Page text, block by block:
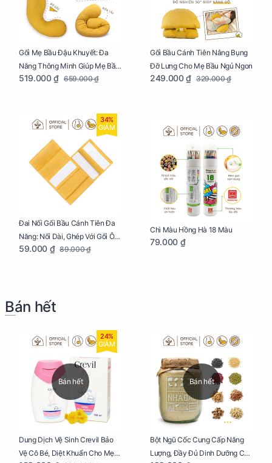
Gối Mẹ Bầu Đậu Khuyết: Đa
Năng Thông Minh Giúp Mẹ Bầu
Ngủ Ngon, Cho Bé Bú Sau Sinh
519.000 ₫ 659.000 ₫
Gối Bầu Cánh Tiên Nâng Bụng
Đỡ Lưng Cho Mẹ Bầu Ngủ Ngon
249.000 ₫ 329.000 ₫
34%
GIẢM
Đai Nối Gối Bầu Cánh Tiên Đa
Năng: Nối Dài, Ghép Với Gối Ôm
Dễ Dàng
59.000 ₫ 89.000 ₫
Chì Màu Hồng Hà 18 Màu
79.000 ₫
Bán hết
Bán hết
24%
GIẢM
Dung Dịch Vệ Sinh Crevil Bảo
Vệ Cô Bé, Diệt Khuẩn Cho Mẹ
Bán hết
Bột Ngũ Cốc Cung Cấp Năng
Lượng, Đầy Đủ Dinh Dưỡng Cho